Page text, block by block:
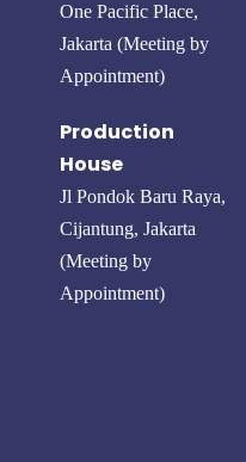
One Pacific Place,
Jakarta (Meeting by
Appointment)
Production
House
Jl Pondok Baru Raya,
Cijantung, Jakarta
(Meeting by
Appointment)